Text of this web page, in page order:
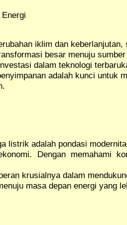
iklim dan
besar menuju
dalam teknologi
adalah kunci untuk
listrik adalah pondasi
Dengan memahami
krusialnya dalam
masa depan energi yang